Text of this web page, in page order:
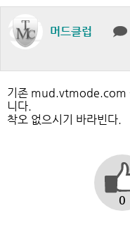
머드클럽
기존 mud.vtmode.com
니다.
착오 없으시기 바라빈다.
0